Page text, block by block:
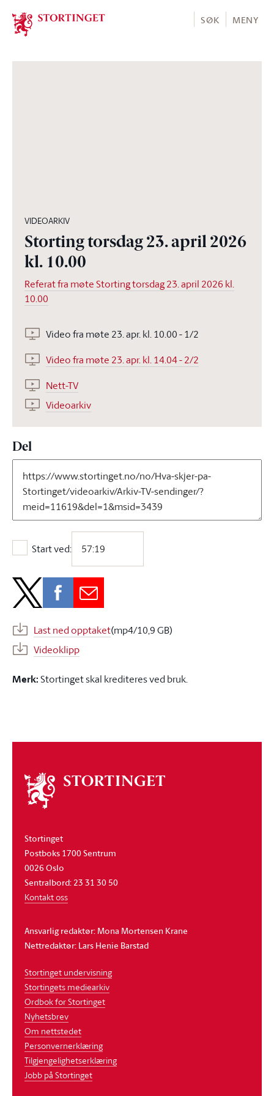
Stortinget.no
SØK MENY
VIDEOARKIV
Storting torsdag 23. april 2026
kl. 10.00
Referat fra møte Storting torsdag 23. april 2026 kl.
10.00
Video fra møte 23. apr. kl. 10.00 - 1/2
Video fra møte 23. apr. kl. 14.04 - 2/2
Nett-TV
Videoarkiv
Del
Start ved:
Start ved:
Last ned opptaket(mp4/10,9 GB)
Videoklipp
Merk:Stortinget skal krediteres ved bruk.
Om
stortinget
Stortinget
Postboks 1700 Sentrum
0026 Oslo
Sentralbord: 23 31 30 50
Kontakt oss
Ansvarlig redaktør: Mona Mortensen Krane
Nettredaktør: Lars Henie Barstad
Stortinget undervisning
Stortingets mediearkiv
Ordbok for Stortinget
Nyhetsbrev
Om nettstedet
Personvernerklæring
Tilgjengelighetserklæring
Jobb på Stortinget